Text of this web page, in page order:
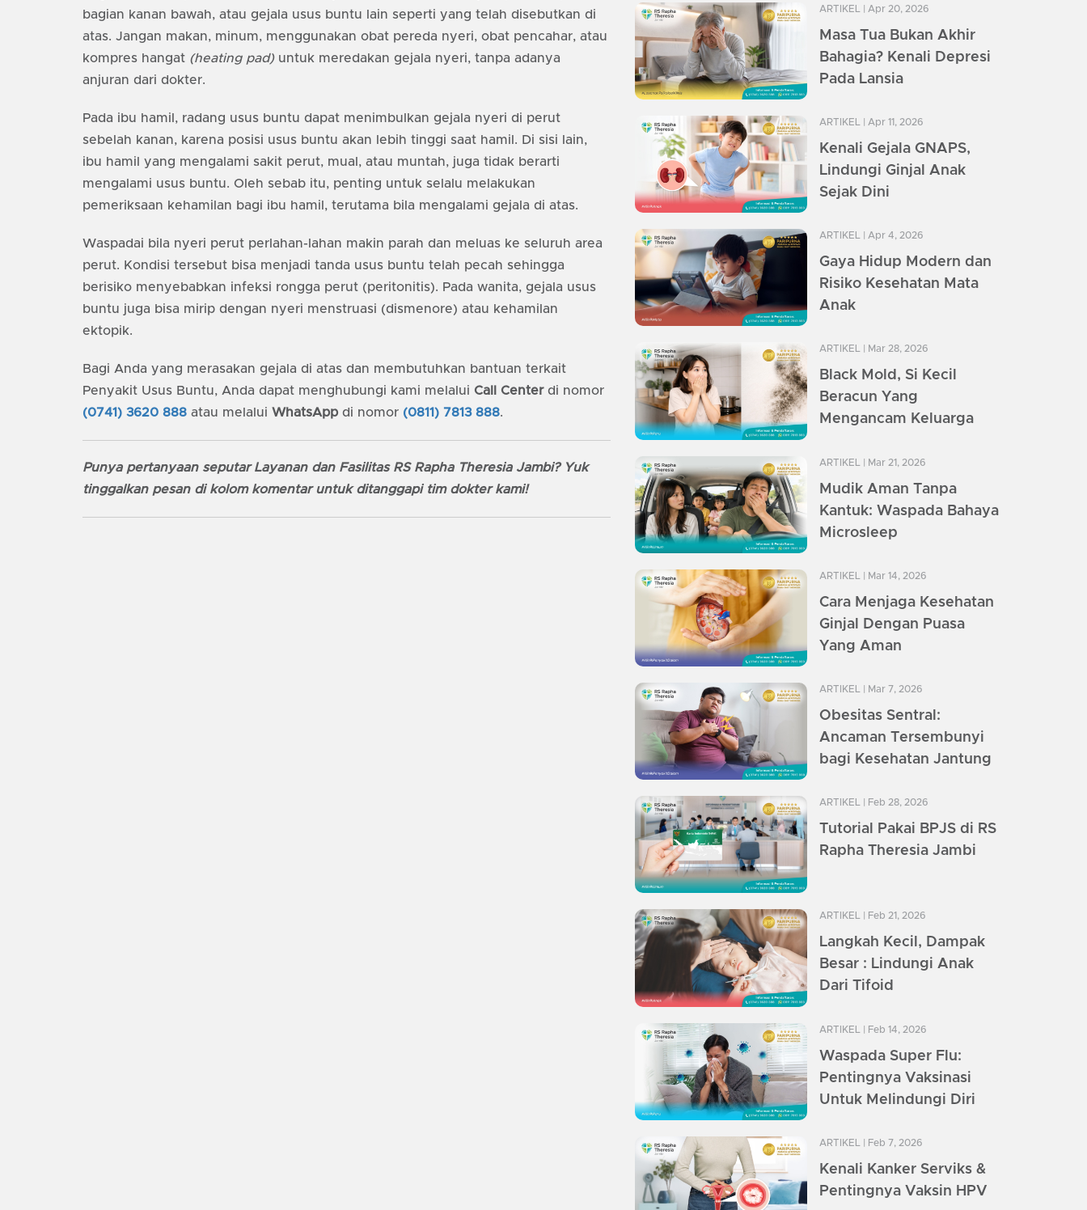
bagian kanan bawah, atau gejala usus buntu lain seperti yang telah disebutkan di
atas. Jangan makan, minum, menggunakan obat pereda nyeri, obat pencahar, atau
kompres hangat (heating pad)untuk meredakan gejala nyeri, tanpa adanya
anjuran dari dokter.
Pada ibu hamil, radang usus buntu dapat menimbulkan gejala nyeri di perut
sebelah kanan, karena posisi usus buntu akan lebih tinggi saat hamil. Di sisi lain,
ibu hamil yang mengalami sakit perut, mual, atau muntah, juga tidak berarti
mengalami usus buntu. Oleh sebab itu, penting untuk selalu melakukan
pemeriksaan kehamilan bagi ibu hamil, terutama bila mengalami gejala di atas.
Waspadai bila nyeri perut perlahan-lahan makin parah dan meluas ke seluruh area
perut. Kondisi tersebut bisa menjadi tanda usus buntu telah pecah sehingga
berisiko menyebabkan infeksi rongga perut (peritonitis). Pada wanita, gejala usus
buntu juga bisa mirip dengan nyeri menstruasi (dismenore) atau kehamilan
ektopik.
Bagi Anda yang merasakan gejala di atas dan membutuhkan bantuan terkait
Penyakit Usus Buntu, Anda dapat menghubungi kami melalui Call Centerdi nomor
(0741) 3620 888 atau melalui WhatsApp di nomor (0811) 7813 888.
Punya pertanyaan seputar Layanan dan Fasilitas RS Rapha Theresia Jambi? Yuk
tinggalkan pesan di kolom komentar untuk ditanggapi tim dokter kami!
ARTIKEL | Apr 20, 2026
Masa Tua Bukan Akhir
Bahagia? Kenali Depresi
Pada Lansia
ARTIKEL | Apr 11, 2026
Kenali Gejala GNAPS,
Lindungi Ginjal Anak
Sejak Dini
ARTIKEL | Apr 4, 2026
Gaya Hidup Modern dan
Risiko Kesehatan Mata
Anak
ARTIKEL | Mar 28, 2026
Black Mold, Si Kecil
Beracun Yang
Mengancam Keluarga
ARTIKEL | Mar 21, 2026
Mudik Aman Tanpa
Kantuk: Waspada Bahaya
Microsleep
ARTIKEL | Mar 14, 2026
Cara Menjaga Kesehatan
Ginjal Dengan Puasa
Yang Aman
ARTIKEL | Mar 7, 2026
Obesitas Sentral:
Ancaman Tersembunyi
bagi Kesehatan Jantung
ARTIKEL | Feb 28, 2026
Tutorial Pakai BPJS di RS
Rapha Theresia Jambi
ARTIKEL | Feb 21, 2026
Langkah Kecil, Dampak
Besar : Lindungi Anak
Dari Tifoid
ARTIKEL | Feb 14, 2026
Waspada Super Flu:
Pentingnya Vaksinasi
Untuk Melindungi Diri
ARTIKEL | Feb 7, 2026
Kenali Kanker Serviks &
Pentingnya Vaksin HPV